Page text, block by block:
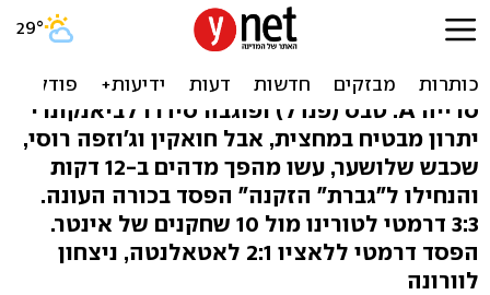
פיורנטינה הדהימה את
סרייה A: טבס (פנדל) ופוגבה סידרו לביאנקונרי
יתרון מבטיח במחצית, אבל חואקין וג'וזפה רוסי,
שכבש שלושער, עשו מהפך מדהים ב-12 דקות
והנחילו ל"גברת" הזקנה" הפסד בכורה העונה.
3:3 דרמטי לטורינו מול 10 שחקנים של אינטר.
הפסד דרמטי ללאציו 2:1 לאטאלנטה, ניצחון
לוורונה